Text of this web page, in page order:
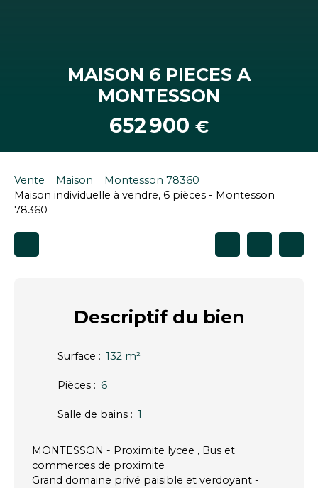
MAISON 6 PIECES A
MONTESSON
652 900 €
Vente Maison
Montesson 78360
Maison individuelle à vendre, 6 pièces - Montesson
78360
Descriptifdu bien
Surface : 132 m²
Pièces : 6
Salle de bains : 1
MONTESSON - Proximite lycee , Bus et
commerces de proximite
Grand domaine privé paisible et verdoyant -